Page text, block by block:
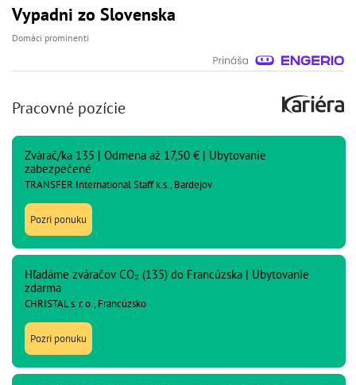
Vypadni zo Slovenska
Domáci prominenti
Pracovné pozície
Zvárač/ka 135 | Odmena až 17,50 € | Ubytovanie
zabezpečené
TRANSFER International Staff k.s., Bardejov
Pozri ponuku
Hľadáme zváračov CO₂ (135) do Francúzska | Ubytovanie
zdarma
CHRISTAL s. r. o., Francúzsko
Pozri ponuku